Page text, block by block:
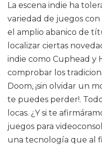
La escena indie ha
variedad de juegos
el amplio abanico de
localizar ciertas
indie como Cuphead y
comprobar los
Doom, ¡sin olvidar un
te puedes perder!.
locas. ¿Y si te
juegos para
una tecnología que al